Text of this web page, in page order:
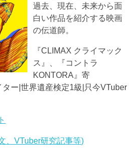
過去、現在、未来から面
白い作品を紹介する映画
の伝道師。
『CLIMAX クライマック
ス』、『コントラ
KONTORA』寄
ー|世界遺産検定1級|只今VTuber
、VTuber研究記事等)